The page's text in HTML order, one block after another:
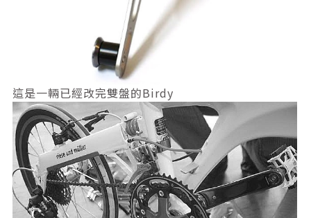
這是一輛已經改完雙盤的Birdy